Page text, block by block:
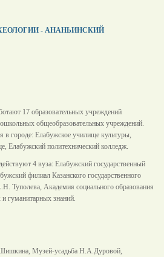
- АНАНЬИНСКИЙ
17 образовательных учреждений
общеобразовательных учреждений.
в городе: Елабужское училище культуры,
Елабужский политехнический колледж.
4 вуза: Елабужский государственный
филиал Казанского государственного
Туполева, Академия социального образования
гуманитарных знаний.
Музей-усадьба Н.А.Дуровой,